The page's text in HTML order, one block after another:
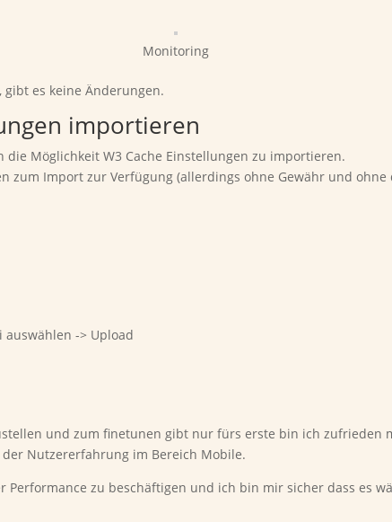
Monitoring
es keine Änderungen.
importieren
die Möglichkeit W3 Cache Einstellungen zu importieren.
zum Import zur Verfügung (allerdings ohne Gewähr und
auswählen -> Upload
und zum finetunen gibt nur fürs erste bin ich zufrieden
Nutzererfahrung im Bereich Mobile.
zu beschäftigen und ich bin mir sicher dass es